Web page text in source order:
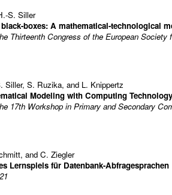
S. Siller
boxes: A mathematical-technological
Thirteenth Congress of the European
Siller, S. Ruzika, and L. Knippertz
Modeling with Computing
17th Workshop in Primary and Secondary
, and C. Ziegler
Lernspiels für Datenbank-Abfragesprachen